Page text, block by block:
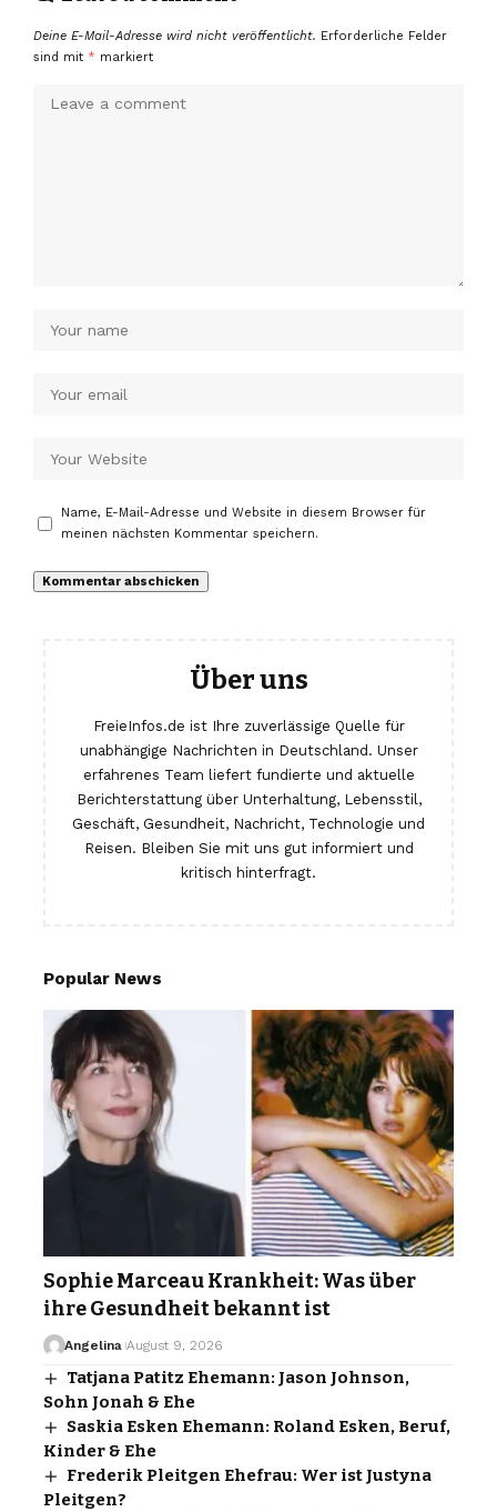
Deine E-Mail-Adresse wird nicht veröffentlicht. Erforderliche Felder
sind mit * markiert
Name, E-Mail-Adresse und Website in diesem Browser für
meinen nächsten Kommentar speichern.
Über uns
FreieInfos.de ist Ihre zuverlässige Quelle für
unabhängige Nachrichten in Deutschland. Unser
erfahrenes Team liefert fundierte und aktuelle
Berichterstattung über Unterhaltung, Lebensstil,
Geschäft, Gesundheit, Nachricht, Technologie und
Reisen. Bleiben Sie mit uns gut informiert und
kritisch hinterfragt.
Popular News
Sophie Marceau Krankheit: Was über
ihre Gesundheit bekannt ist
Angelina August 9, 2026
Tatjana Patitz Ehemann: Jason Johnson,
Sohn Jonah & Ehe
Saskia Esken Ehemann: Roland Esken, Beruf,
Kinder & Ehe
Frederik Pleitgen Ehefrau: Wer ist Justyna
Pleitgen?